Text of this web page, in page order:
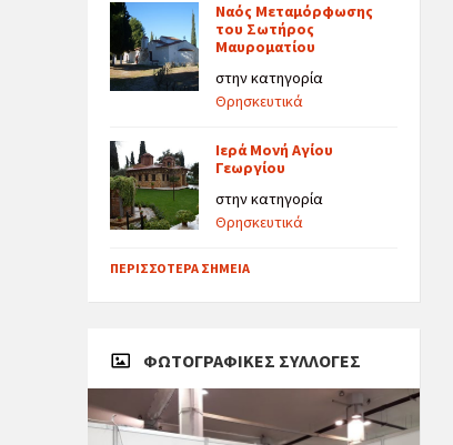
Ναός Μεταμόρφωσης
του Σωτήρος
Μαυροματίου
στην κατηγορία
Θρησκευτικά
Ιερά Μονή Αγίου
Γεωργίου
στην κατηγορία
Θρησκευτικά
ΠΕΡΙΣΣΌΤΕΡΑ ΣΗΜΕΊΑ
ΦΩΤΟΓΡΑΦΙΚΈΣ ΣΥΛΛΟΓΈΣ